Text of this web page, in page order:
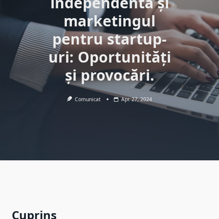
marketingul
pentru startup-
uri: Oportunități
și provocări.
Comunicat Apr. 27, 2024
Cuprins